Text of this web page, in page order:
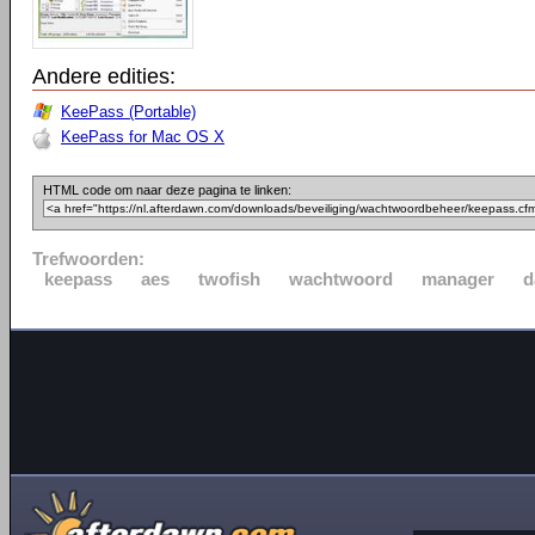
Andere edities:
KeePass (Portable)
KeePass for Mac OS X
HTML code om naar deze pagina te linken:
Trefwoorden:
keepass
aes twofish wachtwoord manager